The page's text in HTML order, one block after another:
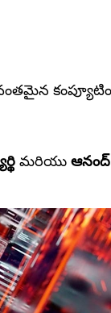
మరియు